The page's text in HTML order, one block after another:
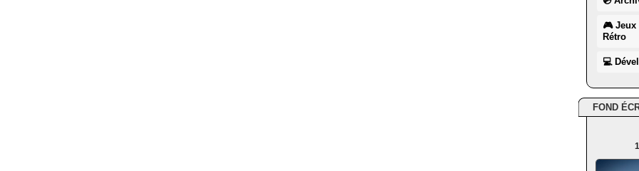
🎮 Jeux
Rétro
💻
FOND